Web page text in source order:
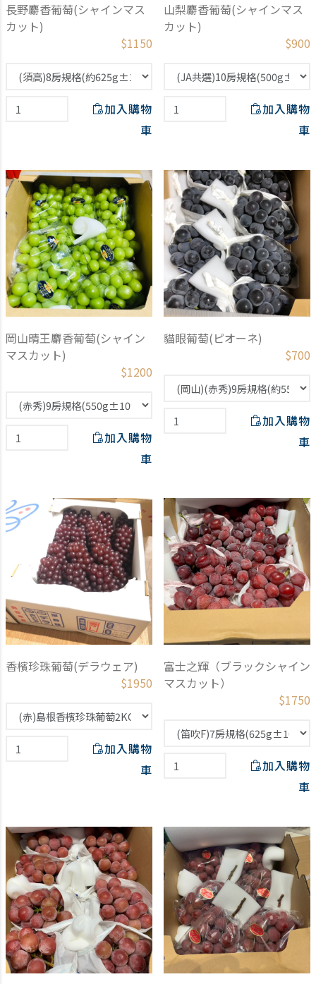
長野麝香葡萄(シャインマス
カット)
$1150
加入購物
車
山梨麝香葡萄(シャインマス
カット)
$900
加入購物
車
岡山晴王麝香葡萄(シャイン
マスカット)
$1200
加入購物
車
貓眼葡萄(ピオーネ)
$700
加入購物
車
香檳珍珠葡萄(デラウェア)
$1950
加入購物
車
富士之輝（ブラックシャイン
マスカット）
$1750
加入購物
車